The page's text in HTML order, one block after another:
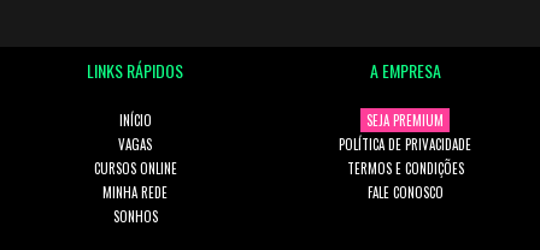
LINKS RÁPIDOS
INÍCIO
VAGAS
CURSOS ONLINE
MINHA REDE
SONHOS
A EMPRESA
SEJA PREMIUM
POLÍTICA DE PRIVACIDADE
TERMOS E CONDIÇÕES
FALE CONOSCO